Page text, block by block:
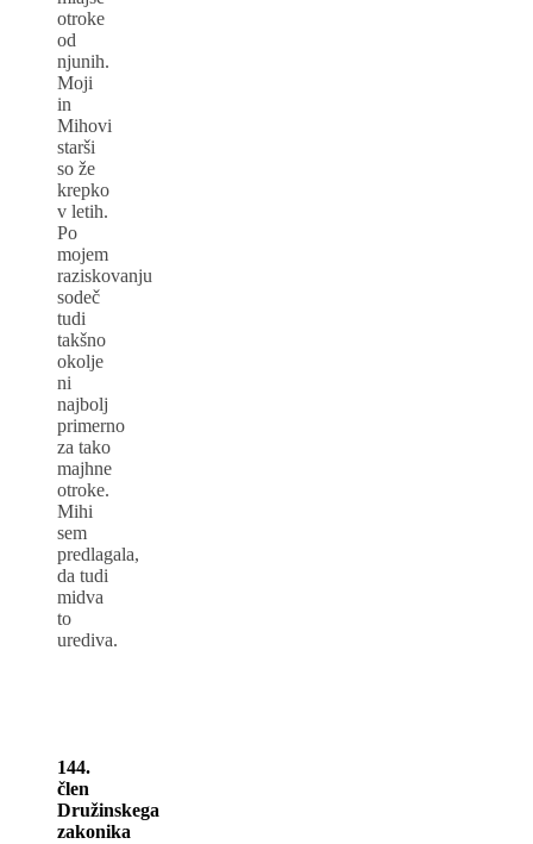
otroke
od
njunih.
Moji
in
Mihovi
starši
so že
krepko
v letih.
Po
mojem
raziskovanju
sodeč
tudi
takšno
okolje
ni
najbolj
primerno
za tako
majhne
otroke.
Mihi
sem
predlagala,
da tudi
midva
to
urediva.
144.
člen
Družinskega
zakonika